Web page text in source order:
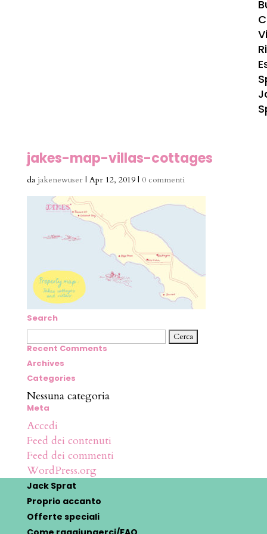
jakes-map-villas-cottages
da jakenewuser| Apr 12, 2019| 0 commenti
Search
Ricerca
per:
Recent Comments
Archives
Categories
Nessuna categoria
Meta
Accedi
Feed dei contenuti
Feed dei commenti
WordPress.org
Jack Sprat
Proprio accanto
Offerte speciali